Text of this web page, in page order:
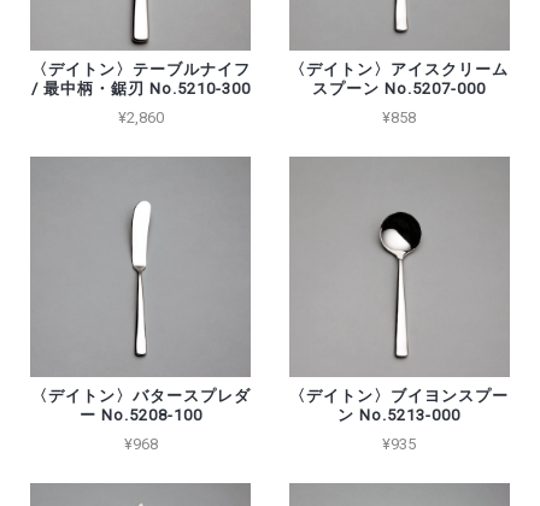
〈デイトン〉テーブルナイフ
/ 最中柄・鋸刃 No.5210-300
¥2,860
〈デイトン〉アイスクリーム
スプーン No.5207-000
¥858
〈デイトン〉バタースプレダ
ー No.5208-100
¥968
〈デイトン〉ブイヨンスプー
ン No.5213-000
¥935